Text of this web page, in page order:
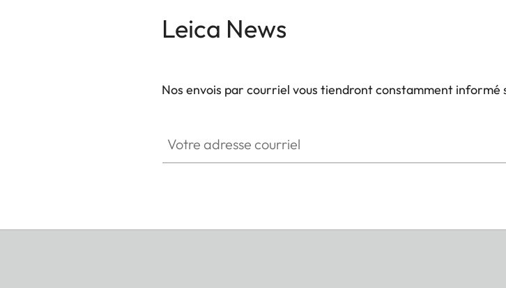
Leica News
Nos envois par courriel vous tiendront constamment informé